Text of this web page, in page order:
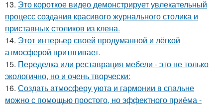
13. Это короткое видео демонстрирует увлекательный
процесс создания красивого журнального столика и
приставных столиков из клена.
14. Этот интерьер своей продуманной и лёгкой
атмосферой притягивает.
15. Переделка или реставрация мебели - это не только
экологично, но и очень творчески:
16. Создать атмосферу уюта и гармонии в спальне
можно с помощью простого, но эффектного приёма -